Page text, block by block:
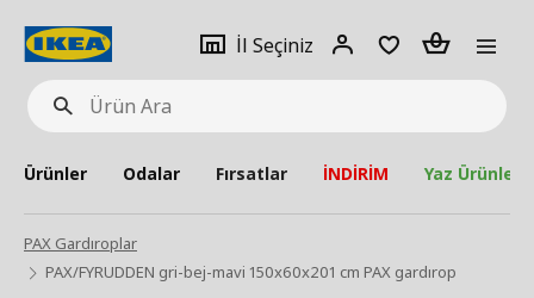
Ürün
Ara
İl Seçiniz
Giriş
Adet
Ürünler Odalar Fırsatlar İNDİRİM Yaz Ürünleri
PAX Gardıroplar
PAX/FYRUDDEN gri-bej-mavi 150x60x201 cm PAX gardırop